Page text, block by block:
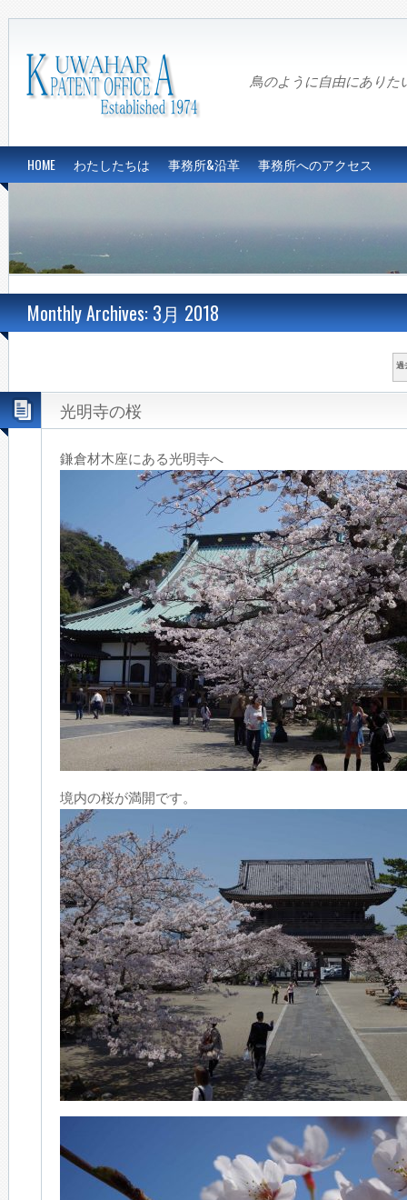
鳥のように自由にあり
HOME わたしたちは 事務所&沿革 事務所へのアクセス
Monthly Archives: 3月 2018
過
光明寺の桜
鎌倉材木座にある光明寺へ
境内の桜が満開です。